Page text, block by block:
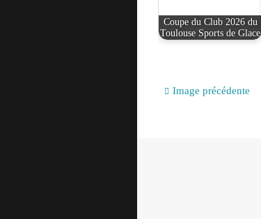
Coupe du Club 2026 du
Toulouse Sports de Glace
Image précédente